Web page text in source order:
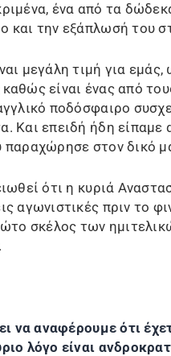
ένα από τα
και την εξάπλωσή του
μεγάλη τιμή για
είναι ένας από
ποδόσφαιρο
Και επειδή ήδη
παραχώρησε στον δικό
ότι η κυριά
αγωνιστικές πριν το
σκέλος των
να αναφέρουμε ότι
λόγο είναι